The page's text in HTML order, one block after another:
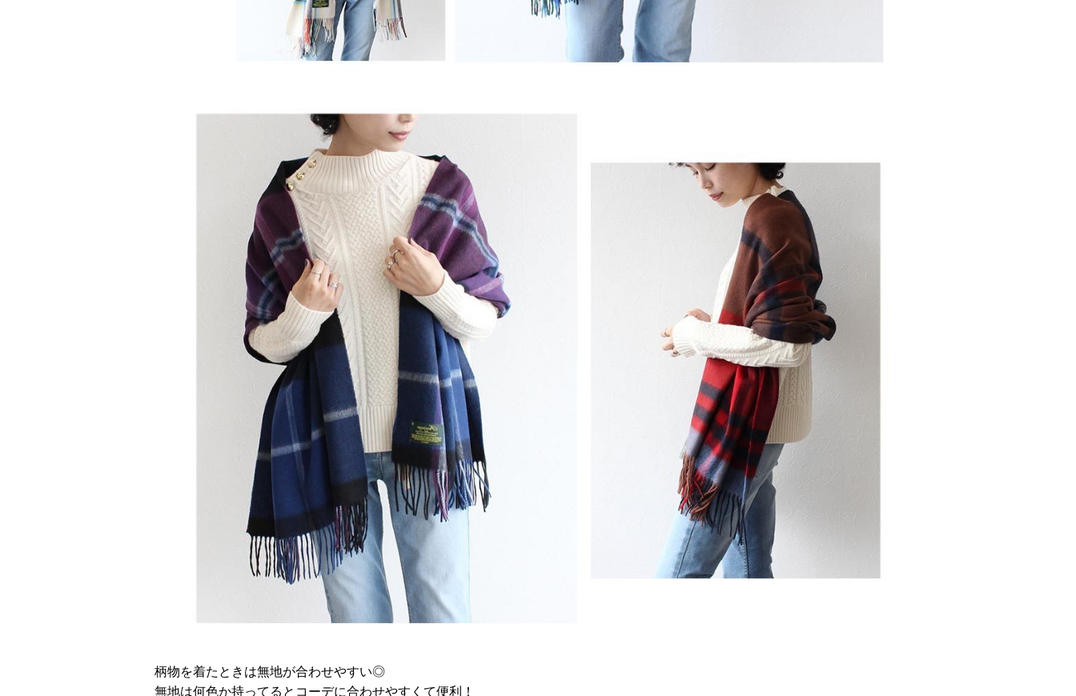
柄物を着たときは無地が合わせやすい◎
無地は何色か持ってるとコーデに合わせやすくて便利！